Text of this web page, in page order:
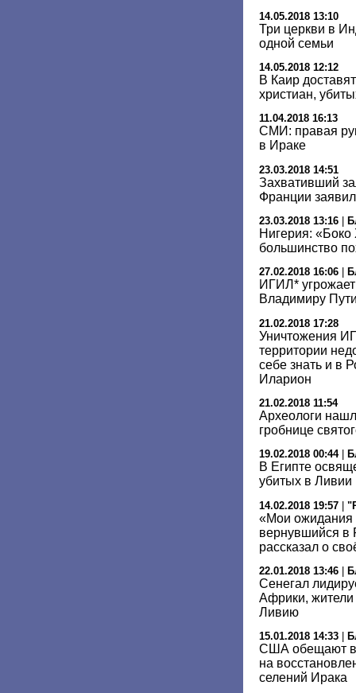
14.05.2018 13:10
Три церкви в
одной семьи
14.05.2018 12:12
В Каир
христиан,
11.04.2018 16:13
СМИ: правая
в Ираке
23.03.2018 14:51
Захвативший
Франции
23.03.2018 13:16
Нигерия:
большинство
27.02.2018 16:06
ИГИЛ*
Владимиру
21.02.2018 17:28
Уничтожения
территории
себе знать и в
Иларион
21.02.2018 11:54
Археологи
гробнице
19.02.2018 00:44|
В Египте
убитых в Ливии
14.02.2018 19:57 |
«Мои ожидания
вернувшийся в
рассказал о
22.01.2018 13:46
Сенегал
Африки, жители
Ливию
15.01.2018 14:33
США обещают
на
селений Ирака